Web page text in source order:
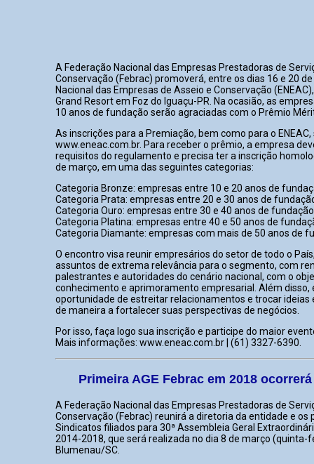
A Federação Nacional das Empresas Prestadoras de
Conservação (Febrac) promoverá, entre os dias 16 e 20
Nacional das Empresas de Asseio e Conservação
Grand Resort em Foz do Iguaçu-PR. Na ocasião, as
10 anos de fundação serão agraciadas com o Prêmio
As inscrições para a Premiação, bem como para o
www.eneac.com.br. Para receber o prêmio, a empresa
requisitos do regulamento e precisa ter a inscrição
de março, em uma das seguintes categorias:
Categoria Bronze: empresas entre 10 e 20 anos de
Categoria Prata: empresas entre 20 e 30 anos de
Categoria Ouro: empresas entre 30 e 40 anos de fundação
Categoria Platina: empresas entre 40 e 50 anos de
Categoria Diamante: empresas com mais de 50 anos de
O encontro visa reunir empresários do setor de todo o
assuntos de extrema relevância para o segmento, com
palestrantes e autoridades do cenário nacional, com o
conhecimento e aprimoramento empresarial. Além disso,
oportunidade de estreitar relacionamentos e trocar ideias
de maneira a fortalecer suas perspectivas de negócios.
Por isso, faça logo sua inscrição e participe do maior
Mais informações: www.eneac.com.br | (61) 3327-6390.
Primeira AGE Febrac em 2018
A Federação Nacional das Empresas Prestadoras de
Conservação (Febrac) reunirá a diretoria da entidade e os
Sindicatos filiados para 30ª Assembleia Geral
2014-2018, que será realizada no dia 8 de março (quinta-
Blumenau/SC.